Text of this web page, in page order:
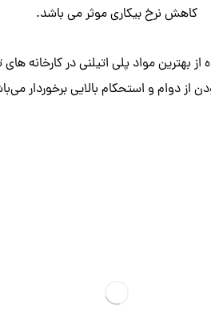
کاهش نرخ بیکاری موثر می ‌باشد.
از بهترین مواد پلی اتیلنی در کارخانه
از دوام و استحکام بالایی برخوردار